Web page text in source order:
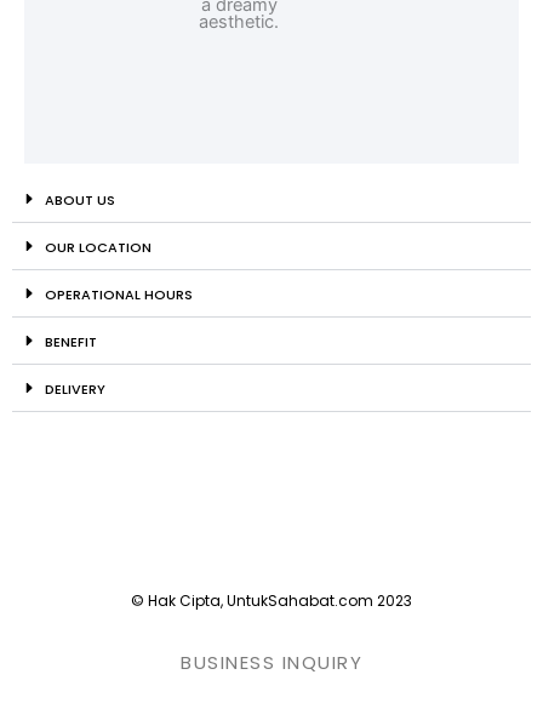
ABOUT US
OUR LOCATION
OPERATIONAL HOURS
BENEFIT
DELIVERY
© Hak Cipta, UntukSahabat.com 2023
BUSINESS INQUIRY